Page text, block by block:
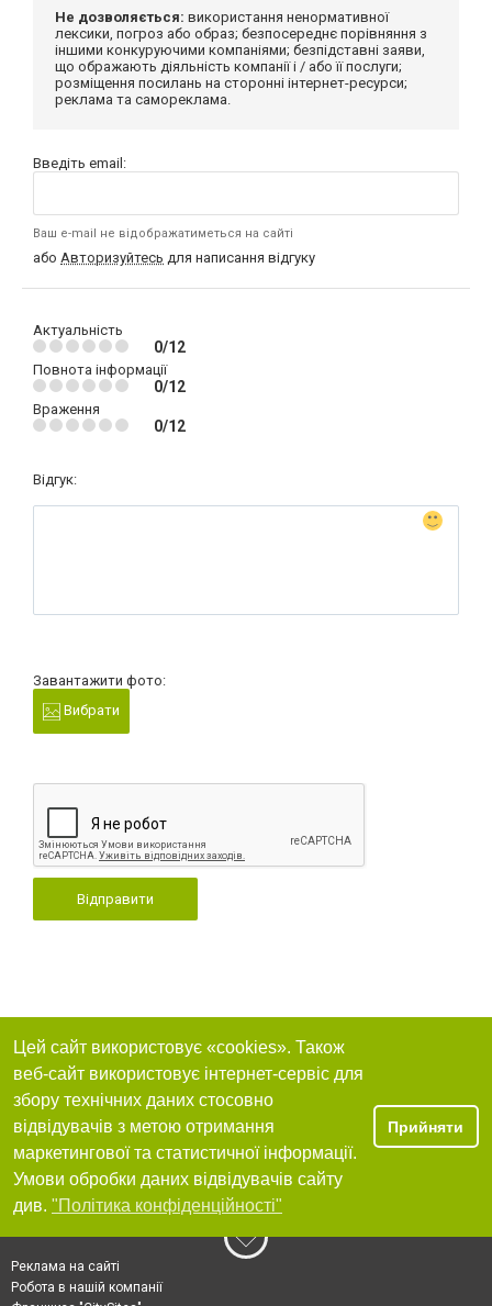
Не дозволяється: використання ненормативної
лексики, погроз або образ; безпосереднє порівняння з
іншими конкуруючими компаніями; безпідставні заяви,
що ображають діяльність компанії і / або її послуги;
розміщення посилань на сторонні інтернет-ресурси;
реклама та самореклама.
Введіть email:
Ваш e-mail не відображатиметься на сайті
або Авторизуйтесь для написання відгуку
Актуальність
0/12
Повнота інформації
0/12
Враження
0/12
Відгук:
Завантажити фото:
Вибрати
Відправити
Цей сайт використовує «cookies». Також
веб-сайт використовує інтернет-сервіс для
збору технічних даних стосовно
відвідувачів з метою отримання
маркетингової та статистичної інформації.
Умови обробки даних відвідувачів сайту
див. "Політика конфіденційності"
Прийняти
Реклама на сайті
Робота в нашій компанії